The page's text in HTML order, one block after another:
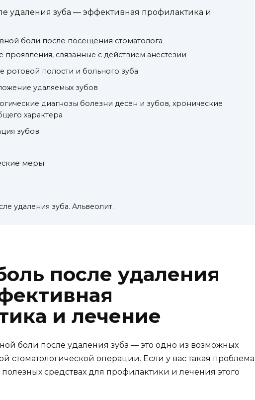
удаления зуба — эффективная профилактика и
боли после посещения стоматолога
проявления, связанные с действием анестезии
ротовой полости и больного зуба
удаляемых зубов
диагнозы болезни десен и зубов, хронические
характера
зубов
меры
удаления зуба. Альвеолит.
после удаления
и лечение
боли после удаления зуба — это одно из возможных
стоматологической операции. Если у вас такая проблема
средствах для профилактики и лечения этого